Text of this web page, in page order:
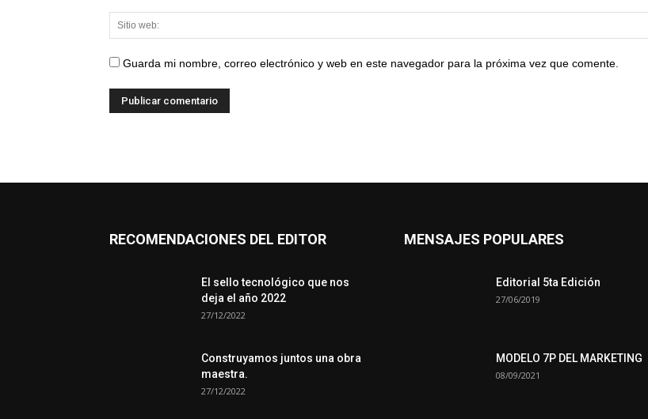
Guarda mi nombre, correo electrónico y web en este navegador para la próxima vez que comente.
RECOMENDACIONES DEL EDITOR
El sello tecnológico que nos
deja el año 2022
27/12/2022
Construyamos juntos una obra
maestra.
27/12/2022
MENSAJES POPULARES
Editorial 5ta Edición
27/06/2019
MODELO 7P DEL MARKETING
08/09/2021